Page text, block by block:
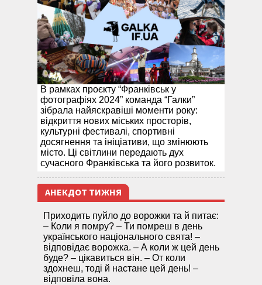
В рамках проєкту “Франківськ у
фотографіях 2024” команда “Галки”
зібрала найяскравіші моменти року:
відкриття нових міських просторів,
культурні фестивалі, спортивні
досягнення та ініціативи, що змінюють
місто. Ці світлини передають дух
сучасного Франківська та його розвиток.
АНЕКДОТ ТИЖНЯ
Приходить пуйло до ворожки та й питає:
– Коли я помру? – Ти помреш в день
українського національного свята! –
відповідає ворожка. – А коли ж цей день
буде? – цікавиться він. – От коли
здохнеш, тоді й настане цей день! –
відповіла вона.